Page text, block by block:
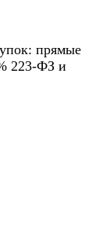
прямые
223-ФЗ и